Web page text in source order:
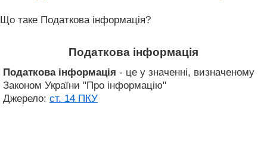
Що таке Податкова інформація?
Податкова інформація
Податкова інформація - це у значенні, визначеному
Законом України "Про інформацію"
Джерело: ст. 14 ПКУ